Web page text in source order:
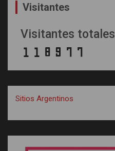
Visitantes
Visitantes totales
Sitios Argentinos